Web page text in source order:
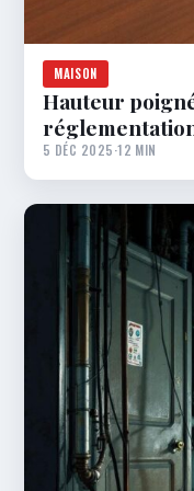
MAISON
Hauteur
5 DÉC 2025·12 MIN